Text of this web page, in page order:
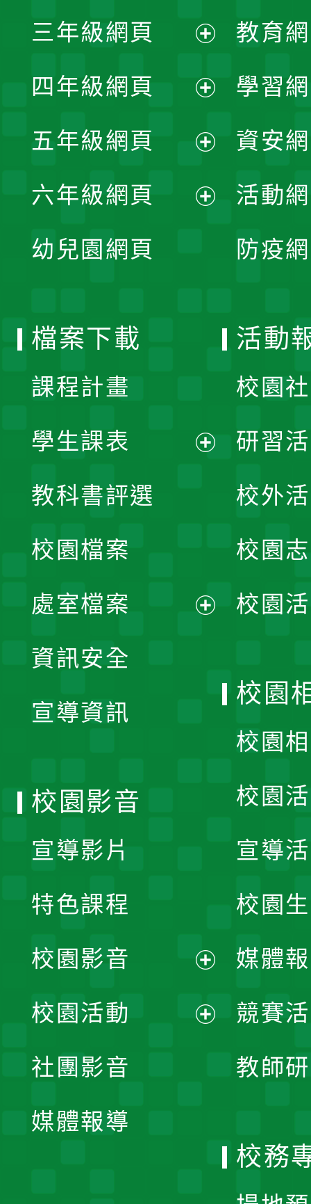
選
單
開
選
單
三年級網頁
開
選
單
四年級網頁
開
選
五年級網頁
開
六年級網頁
幼兒園網頁
教育
學習
資安
活動
防疫
檔案下載
課程計畫
學生課表
單
教科書評選
校園檔案
處室檔案
資訊安全
宣導資訊
活動
校園
研習
校外
校園
校園
校園
校園
校園
宣導
校園
媒體
競賽
教師
校園影音
宣導影片
特色課程
校園影音
開
校園活動
社團影音
媒體報導
校務